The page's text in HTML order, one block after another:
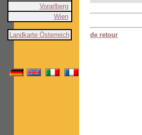
Vorarlberg
Wien
Landkarte Österreich de retour